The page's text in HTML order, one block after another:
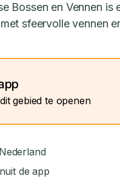
Bossen en Vennen is
sfeervolle vennen
gebied te openen
de app